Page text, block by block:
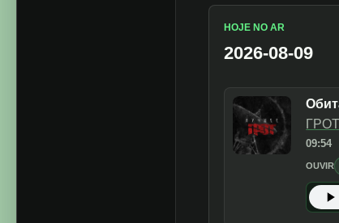
HOJE NO AR
2026-08-09
ГРОТ
09:54
OUVIR